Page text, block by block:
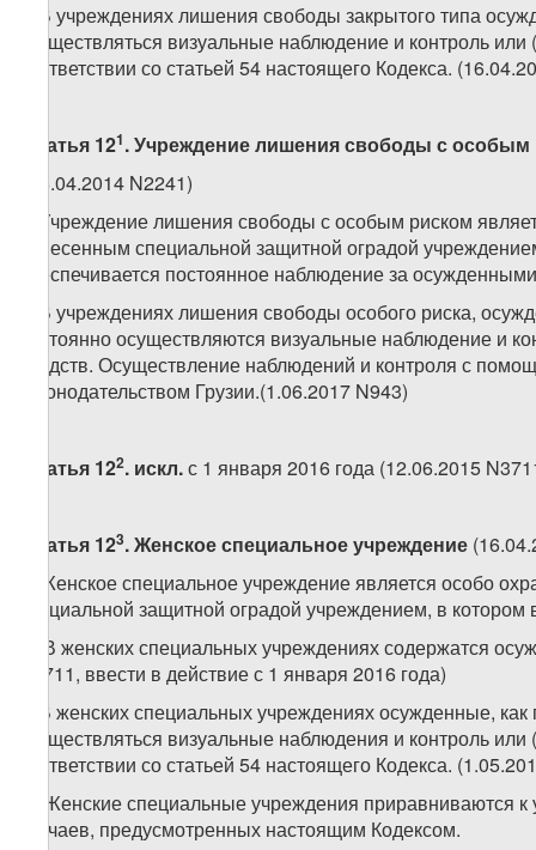
2. В учреждениях лишения свободы закрытого типа
осуществляться визуальные наблюдение и контроль
соответствии со статьей 54 настоящего Кодекса.
Статья 121.Учреждение лишения свободы с особым
(16.04.2014 N2241)
1. Учреждение лишения свободы с особым риском
обнесенным специальной защитной оградой
обеспечивается постоянное наблюдение за
2. В учреждениях лишения свободы особого риска,
постоянно осуществляются визуальные наблюдение и
средств. Осуществление наблюдений и контроля с
законодательством Грузии.(1.06.2017 N943)
Статья 122. искл.с 1 января 2016 года (12.06.2015
Статья 123. Женское специальное учреждение
1. Женское специальное учреждение является особо
специальной защитной оградой учреждением, в
2. В женских специальных учреждениях содержатся
N3711, ввести в действие с 1 января 2016 года)
3. В женских специальных учреждениях осужденные,
осуществляться визуальные наблюдения и контроль
соответствии со статьей 54 настоящего Кодекса.
4. Женские специальные учреждения приравниваются
случаев, предусмотренных настоящим Кодексом.